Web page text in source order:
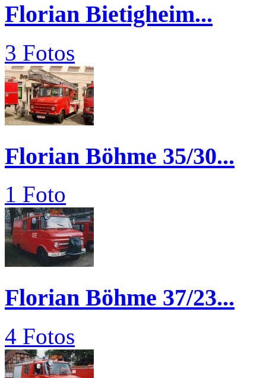
Florian Bietigheim...
3 Fotos
Florian Böhme 35/30...
1 Foto
Florian Böhme 37/23...
4 Fotos